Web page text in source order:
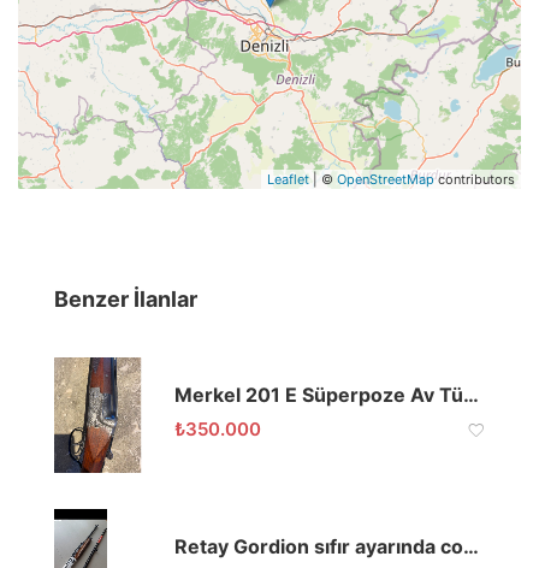
Leaflet | © OpenStreetMapcontributors
Benzer İlanlar
Merkel 201 E Süperpoze Av Tüfeği Sıfır
₺350.000
Retay Gordion sıfır ayarında combo set